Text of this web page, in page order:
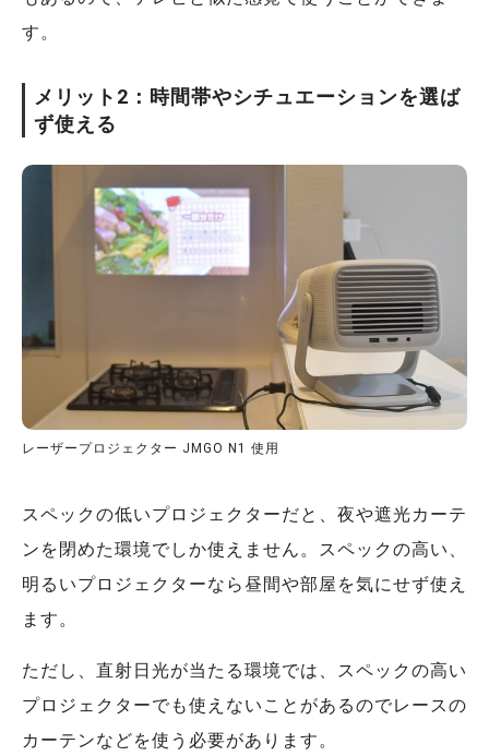
す。
メリット2：時間帯やシチュエーションを選ば
ず使える
レーザープロジェクター JMGO N1 使用
スペックの低いプロジェクターだと、夜や遮光カーテ
ンを閉めた環境でしか使えません。スペックの高い、
明るいプロジェクターなら昼間や部屋を気にせず使え
ます。
ただし、直射日光が当たる環境では、スペックの高い
プロジェクターでも使えないことがあるのでレースの
カーテンなどを使う必要があります。